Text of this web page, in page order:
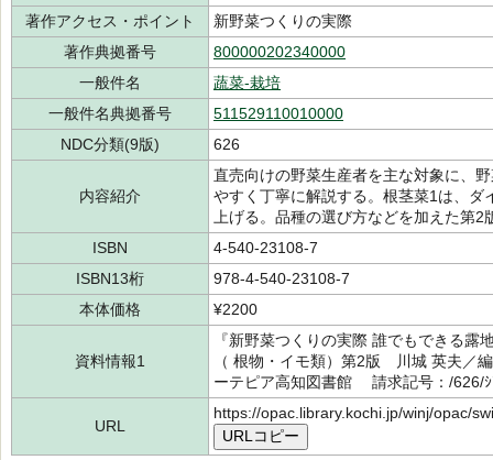
著作アクセス・ポイント
新野菜つくりの実際
著作典拠番号
800000202340000
一般件名
蔬菜-栽培
一般件名典拠番号
511529110010000
NDC分類(9版)
626
内容紹介
直売向けの野菜生産者を主な対象に、
やすく丁寧に解説する。根茎菜1は、
上げる。品種の選び方などを加えた第2
ISBN
4-540-23108-7
ISBN13桁
978-4-540-23108-7
本体価格
¥2200
資料情報1
『新野菜つくりの実際 誰でもできる
（ 根物・イモ類）第2版 川城 英夫
ーテピア高知図書館 請求記号：/
URL
https://opac.library.kochi.jp/winj/opac/
URLコピー